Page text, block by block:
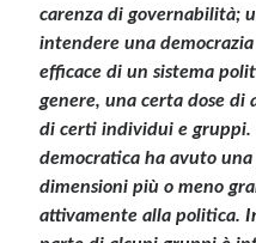
carenza di governabilità;
intendere una
efficace di un sistema
genere, una certa dose di
di certi individui e gruppi.
democratica ha avuto
dimensioni più o meno
attivamente alla politica.